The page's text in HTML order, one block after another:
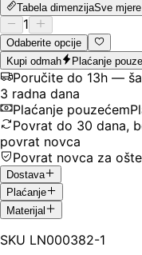
Tabela dimenzijaSve
1
Odaberite opcije
Kupi odmah
Plaćanje
Poručite do 13h —
3 radna dana
Plaćanje pouzećem
Povrat do 30 dana,
povrat novca
Povrat novca za
Dostava
Plaćanje
Materijal
SKU LN000382-1